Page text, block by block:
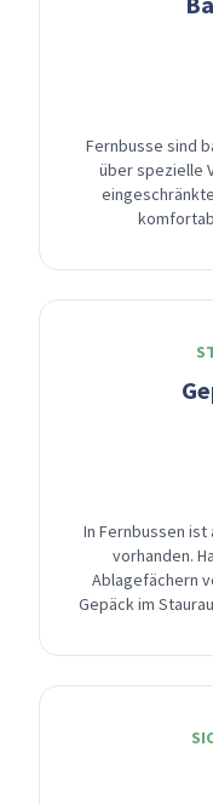
Fernbusse sind
über spezielle
In Fernbussen
vorhanden.
Ablagefächern
Gepäck im